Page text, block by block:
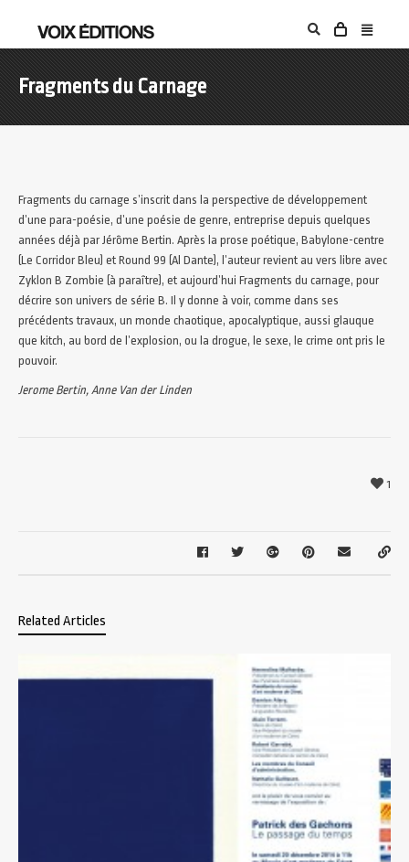
Fragments du Carnage
Fragments du carnage s’inscrit dans la perspective de développement
d’une para-poésie, d’une poésie de genre, entreprise depuis quelques
années déjà par Jérôme Bertin. Après la prose poétique, Babylone-centre
(Le Corridor Bleu) et Round 99 (Al Dante), l’auteur revient au vers libre avec
Zyklon B Zombie (à paraître), et aujourd’hui Fragments du carnage, pour
décrire son univers de série B. Il y donne à voir, comme dans ses
précédents travaux, un monde chaotique, apocalyptique, aussi glauque
que kitch, au bord de l’explosion, ou la drogue, le sexe, le crime ont pris le
pouvoir.
Jerome Bertin, Anne Van der Linden
1
Related Articles